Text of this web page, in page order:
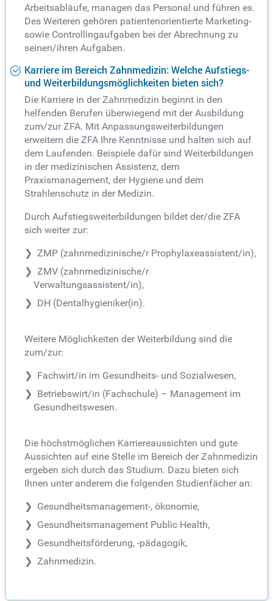
Arbeitsabläufe, managen das Personal und führen es.
Des Weiteren gehören patientenorientierte Marketing-
sowie Controllingaufgaben bei der Abrechnung zu
seinen/ihren Aufgaben.
Karriere im Bereich Zahnmedizin: Welche Aufstiegs-
und Weiterbildungsmöglichkeiten bieten sich?
Die Karriere in der Zahnmedizin beginnt in den
helfenden Berufen überwiegend mit der Ausbildung
zum/zur ZFA. Mit Anpassungsweiterbildungen
erweitern die ZFA Ihre Kenntnisse und halten sich auf
dem Laufenden. Beispiele dafür sind Weiterbildungen
in der medizinischen Assistenz, dem
Praxismanagement, der Hygiene und dem
Strahlenschutz in der Medizin.
Durch Aufstiegsweiterbildungen bildet der/die ZFA
sich weiter zur:
ZMP (zahnmedizinische/r Prophylaxeassistent/in),
ZMV (zahnmedizinische/r
Verwaltungsassistent/in),
DH (Dentalhygieniker(in).
Weitere Möglichkeiten der Weiterbildung sind die
zum/zur:
Fachwirt/in im Gesundheits- und Sozialwesen,
Betriebswirt/in (Fachschule) – Management im
Gesundheitswesen.
Die höchstmöglichen Karriereaussichten und gute
Aussichten auf eine Stelle im Bereich der Zahnmedizin
ergeben sich durch das Studium. Dazu bieten sich
Ihnen unter anderem die folgenden Studienfächer an:
Gesundheitsmanagement-, ökonomie,
Gesundheitsmanagement Public Health,
Gesundheitsförderung, -pädagogik,
Zahnmedizin.